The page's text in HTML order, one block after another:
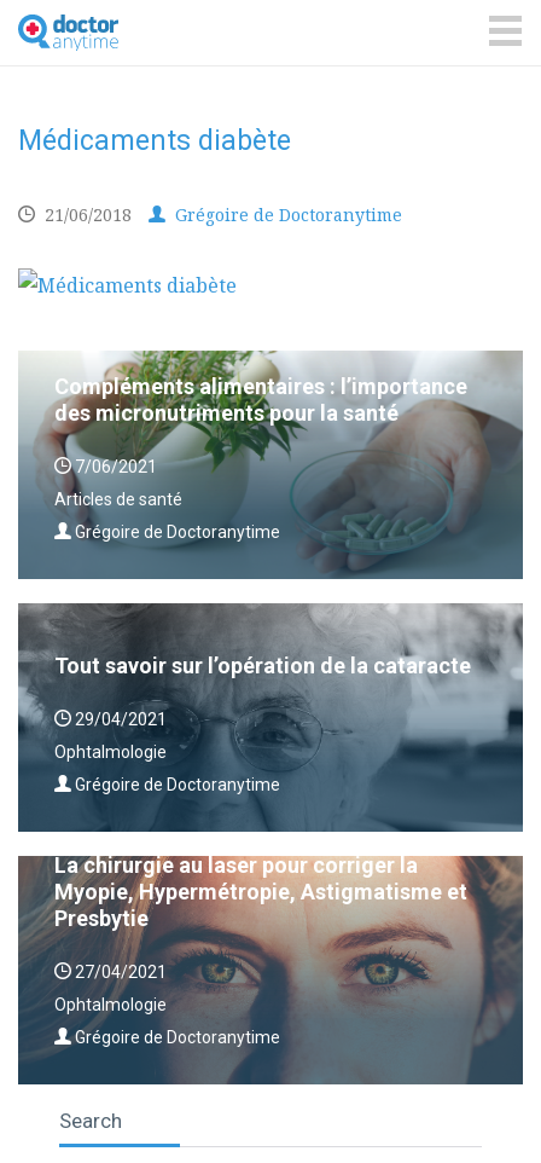
DoctorAnyTime
You
are
Médicaments diabète
21/06/2018 Grégoire de Doctoranytime
Compléments alimentaires : l’importance
des micronutriments pour la santé
7/06/2021
Articles de santé
Grégoire de Doctoranytime
Tout savoir sur l’opération de la cataracte
29/04/2021
Ophtalmologie
Grégoire de Doctoranytime
La chirurgie au laser pour corriger la
Myopie, Hypermétropie, Astigmatisme et
Presbytie
27/04/2021
Ophtalmologie
Grégoire de Doctoranytime
Search